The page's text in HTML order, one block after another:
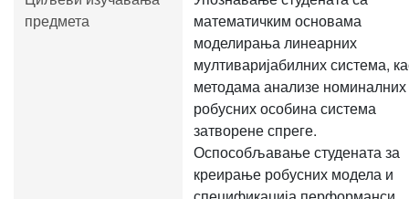
предмета
математичким основама
моделирања линеарних
мултиваријабилних система,
методама анализе
робусних особина система
затворене спреге.
Оспособљавање студената за
креирање робусних модела и